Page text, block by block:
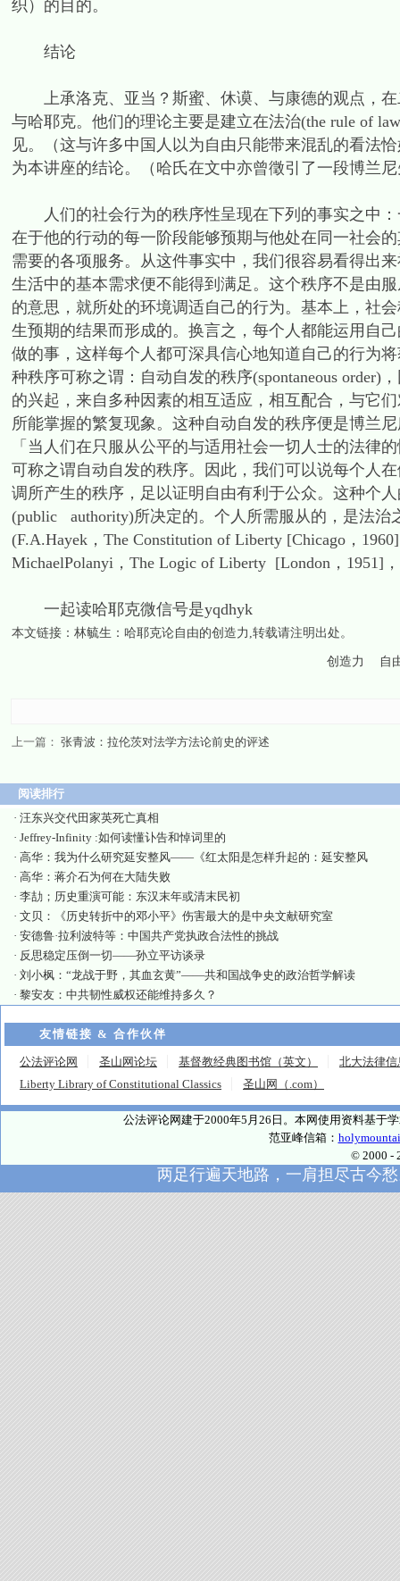
织）的目的。
结论
上承洛克、亚当？斯蜜、休谟、与康德的观点，在
与哈耶克。他们的理论主要是建立在法治(the rule of
见。（这与许多中国人以为自由只能带来混乱的看法
为本讲座的结论。（哈氏在文中亦曾徵引了一段博兰
人们的社会行为的秩序性呈现在下列的事实之中：
在于他的行动的每一阶段能够预期与他处在同一社会
需要的各项服务。从这件事实中，我们很容易看得出
生活中的基本需求便不能得到满足。这个秩序不是由
的意思，就所处的环境调适自己的行为。基本上，社
生预期的结果而形成的。换言之，每个人都能运用自
做的事，这样每个人都可深具信心地知道自己的行为
种秩序可称之谓：自动自发的秩序(spontaneous
的兴起，来自多种因素的相互适应，相互配合，与它
所能掌握的繁复现象。这种自动自发的秩序便是博兰
「当人们在只服从公平的与适用社会一切人士的法律
可称之谓自动自发的秩序。因此，我们可以说每个人
调所产生的秩序，足以证明自由有利于公众。这种个
(public authority)所决定的。个人所需服从的，是法
(F.A.Hayek，The Constitution of Liberty [Chicago，
MichaelPolanyi，The Logic of Liberty [London，1951]
一起读哈耶克微信号是yqdhyk
本文链接： 林毓生：哈耶克论自由的创造力 ,转载请注明出处。
创造力 自
上一篇： 张青波：拉伦茨对法学方法论前史的评述
阅读排行
· 汪东兴交代田家英死亡真相
· Jeffrey-Infinity :如何读懂讣告和悼词里的
· 高华：我为什么研究延安整风——《红太阳是怎样升起的：延安整风
· 高华：蒋介石为何在大陆失败
· 李劼；历史重演可能：东汉末年或清末民初
· 文贝：《历史转折中的邓小平》伤害最大的是中央文献研究室
· 安德鲁·拉利波特等：中国共产党执政合法性的挑战
· 反思稳定压倒一切——孙立平访谈录
· 刘小枫：“龙战于野，其血玄黄”——共和国战争史的政治哲学解读
· 黎安友：中共韧性威权还能维持多久？
友情链接 & 合作伙伴
公法评论网 圣山网论坛 基督教经典图书馆（英文）
北大法律信
Liberty Library of Constitutional Classics
圣山网（.com）
公法评论网建于2000年5月26日。本网使用资料基于
范亚峰信箱：
© 2000 -
两足行遍天地路，一肩担尽古今